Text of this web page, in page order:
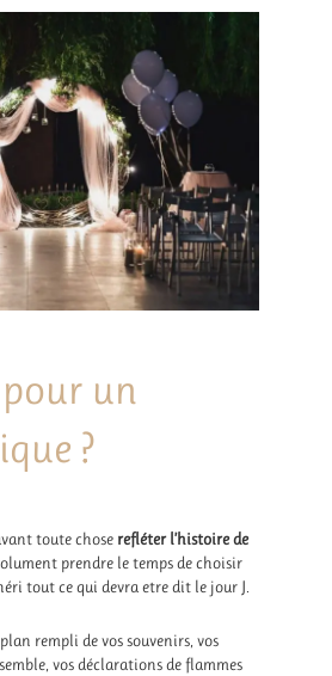
un
?
toute chose refléter l’histoire de
prendre le temps de choisir
tout ce qui devra etre dit le jour J.
rempli de vos souvenirs, vos
vos déclarations de flammes